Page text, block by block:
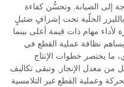
إلى الصيانة. وتحسُّن كفاءة
بالليزر الحلّية تحت إشرافٍ ضئيلٍ
لأداء مهام ذات قيمة أعلى بينما
نظافة عملية القطع في
ما يختصر خطوات الإنتاج
من معدل الإنجاز. وتبقى تكاليف
وعملية القطع غير التلامسية